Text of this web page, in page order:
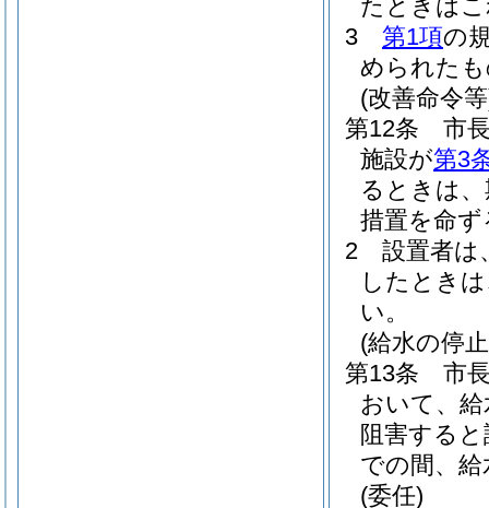
たときは
3
第1項の
められた
(改善命令
第12条
市
施設が第3
るときは
措置を命
2
設置者は
したとき
い。
(給水の停
第13条
市
おいて、
阻害する
での間、
(委任)